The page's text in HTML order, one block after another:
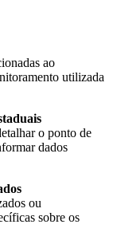
ao
utilizada
o ponto de
dados
ou
sobre os